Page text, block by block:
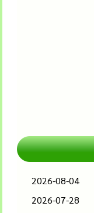
2026-08-04
2026-07-28